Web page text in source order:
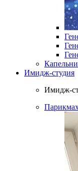
Имидж-студия
Имидж-